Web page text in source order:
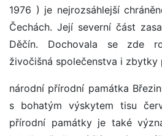
1976 ) je nejrozsáhlejší
Čechách. Její severní část
Děčín. Dochovala se zde
živočišná společenstva i zbytky
národní přírodní památka
s bohatým výskytem tisu
přírodní památky je také